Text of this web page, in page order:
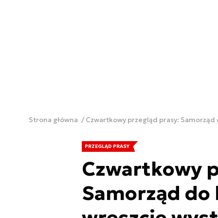
Strona główna Czwartkowy przegląd prasy:
PRZEGLĄD PRASY
Czwartkowy
Samorząd